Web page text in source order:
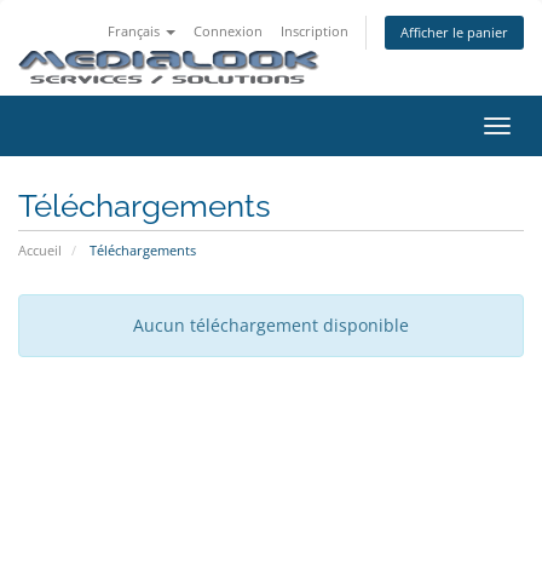
Français Connexion Inscription Afficher le panier
la
Téléchargements
Accueil Téléchargements
Aucun téléchargement disponible